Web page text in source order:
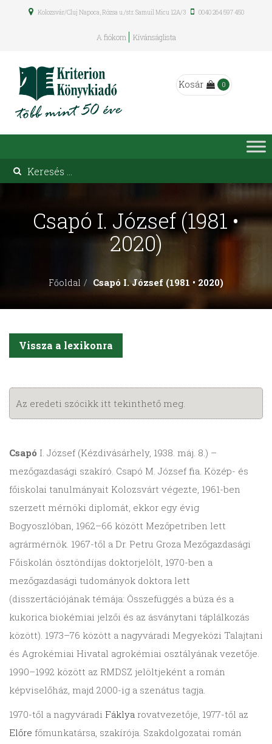
Kolozsvár/Cluj Napoca, Rózsa u./str. Samuil Micu 12A/3 0040 264 597 450
A fiókom Kívánságlista
Kosár 0
Csapó I. József (1981 •
2020)
Főoldal Csapó I. József (1981 • 2020)
Vissza a lexikonra
Az eredeti szócikk itt tekinthető meg.
Csapó I. József (Kézdivásárhely, 1938. máj. 8.) –
mezőgazdasági szakíró. Csapó M. József fia. Közép- és
főiskolai tanulmányait Kolozsvárt végezte, 1961-ben
szerzett mérnöki diplomát, ekkor egy évig
Bogyoszlóban, 1962–66 között Mezőpetriben lett
agrármérnök. 1967-től a Dr. Petru Groza Mezőgazdasági
Főiskolán ösztöndíjas doktorjelölt, 1970-ben a
mezőgazdasági tudományok doktora lett
(disszertációjának témája: Összefüggés a búza és a
kukorica biokémiai jelzői és az ásványtani táplálkozás
között). 1973–76 között a nagyváradi Megyeközi Talajtani
és Agrokémiai Hivatal agrokémiai osztályának vezetője.
1990–1992 között az RMDSZ jelöltjeként a román
képviselőház, majd 2000-ig a szenátus tagja.
1970-től a nagyváradi Fáklya rovatvezetője, 1977-től az
Előre főmunkatársa, szakírója. Szakdolgozatai román